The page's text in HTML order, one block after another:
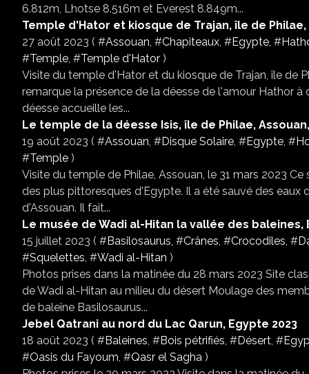
6.812m, Lhotse 8.516m et Everest 8.849m...
Temple d'Hator et kiosque de Trajan, île de
27 août 2023 ( #Assouan, #Chapiteaux, #Egypte, #
#Temple, #Temple d'Hator )
Visite du temple d'Hator et du kiosque de Trajan, île de
remarque la présence de la déesse de l'amour Hathor à
déesse accueille les...
Le temple de la déesse Isis, île de Philae,
19 août 2023 ( #Assouan, #Disque Solaire, #Egypte, #
#Temple )
Visite du temple de Philae, Assouan, le 31 mars 2023
des plus pittoresques d'Egypte. Il a été sauvé des
d'Assouan. Il fait...
Le musée de Wadi al-Hitan la vallée des baleines,
15 juillet 2023 ( #Basilosaurus, #Crânes, #Crocodiles, #
#Squelettes, #Wadi al-Hitan )
Photos prises dans la matinée du 28 mars 2023 Site
de Wadi al-Hitan au milieu du désert Moulage des
de baleine Basilosaurus...
Jebel Qatrani au nord du Lac Qarun, Egypte 2023
18 août 2023 ( #Baleines, #Bois pétrifiés, #Désert, #
#Oasis du Fayoum, #Qasr el Sagha )